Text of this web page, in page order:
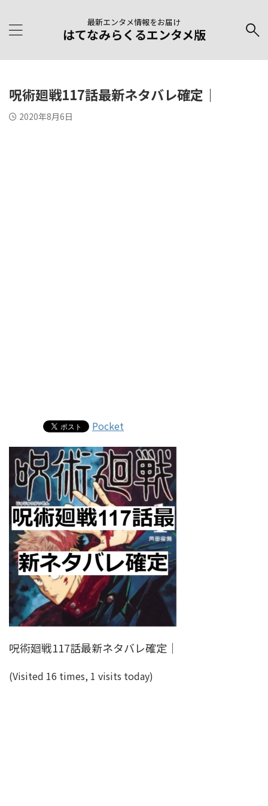
最新エンタメ情報をお届け
はてなみらくるエンタメ版
呪術廻戦117話最新ネタバレ確定｜
2020年8月6日
Pocket
呪術廻戦117話最新ネタバレ確定｜
(Visited 16 times, 1 visits today)